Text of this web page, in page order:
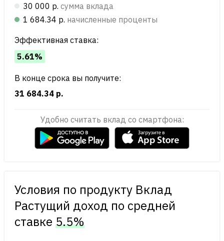
30 000 р. сумма вклада
1 684.34 р. начисленные проценты
Эффективная ставка:
5.61%
В конце срока вы получите:
31 684.34 р.
Удобно считать вклад со смартфона:
Условия по продукту Вклад
Растущий доход по cредней
ставке 5.5%